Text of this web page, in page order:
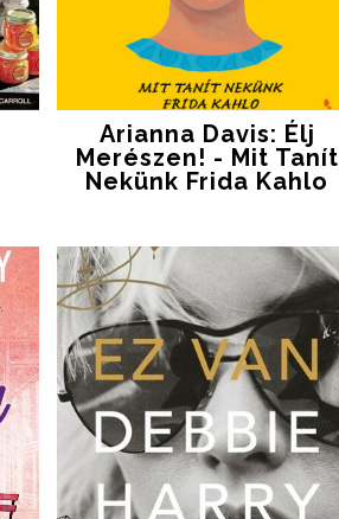
Arianna Davis: Élj
Merészen! - Mit Tanít
Nekünk Frida Kahlo